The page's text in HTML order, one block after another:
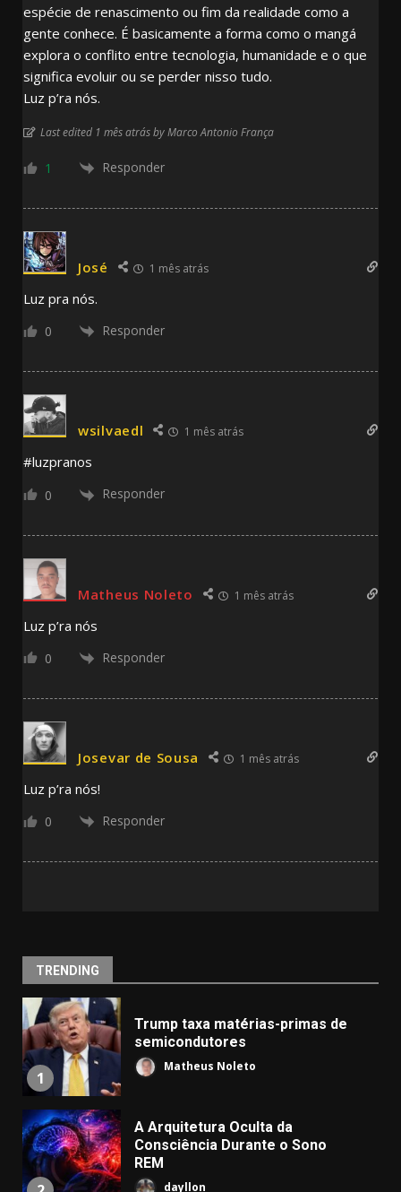
espécie de renascimento ou fim da realidade como a
gente conhece. É basicamente a forma como o mangá
explora o conflito entre tecnologia, humanidade e o que
significa evoluir ou se perder nisso tudo.
Luz p’ra nós.
Last edited 1 mês atrás by Marco Antonio França
1 Responder
José 1 mês atrás
Luz pra nós.
0 Responder
wsilvaedl 1 mês atrás
#luzpranos
0 Responder
Matheus Noleto 1 mês atrás
Luz p’ra nós
0 Responder
Josevar de Sousa 1 mês atrás
Luz p’ra nós!
0 Responder
TRENDING
1
Trump taxa matérias-primas de
semicondutores
Matheus Noleto
A Arquitetura Oculta da
Consciência Durante o Sono
REM
dayllon